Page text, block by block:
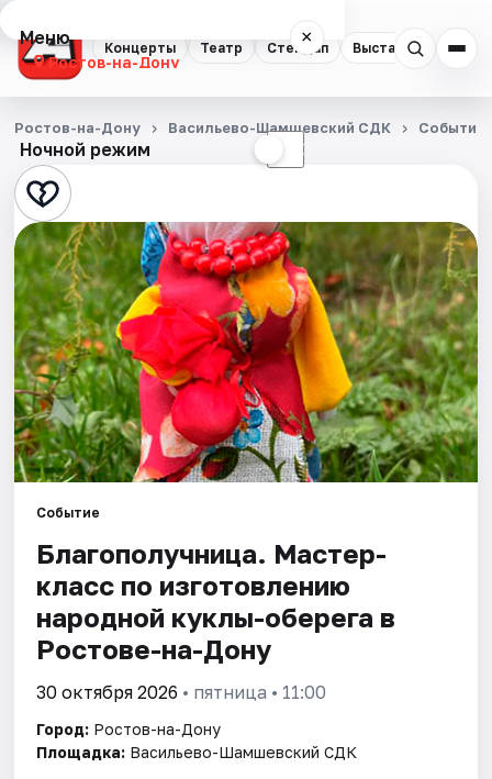
Концерты Театр Стендап Выставки
Меню ×
Ростов-на-Дону
Концерты
Театр
Стендап
Выставки
Квесты
Экскурсии
Спорт
События
Города
Площадки
Артисты
Рейтинги
Ночной режим ☾
Ростов-на-Дону Васильево-Шамшевский СДК События
Событие
Благополучница. Мастер-
класс по изготовлению
народной куклы-оберега в
Ростове-на-Дону
30 октября 2026 • пятница • 11:00
Город: Ростов-на-Дону
Площадка: Васильево-Шамшевский СДК